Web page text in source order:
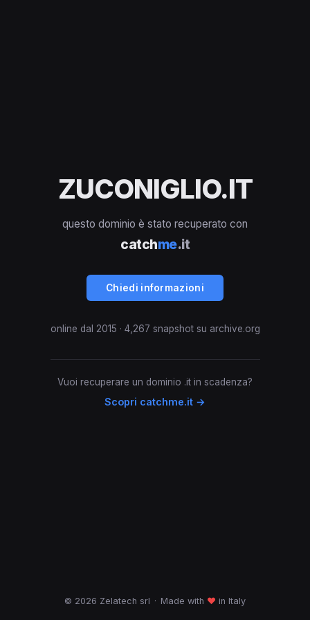
ZUCONIGLIO.IT
questo dominio è stato recuperato con
catchme.it
Chiedi informazioni
online dal 2015 · 4,267 snapshot su archive.org
Vuoi recuperare un dominio .it in scadenza?
Scopri catchme.it →
© 2026 Zelatech srl · Made with ♥ in Italy